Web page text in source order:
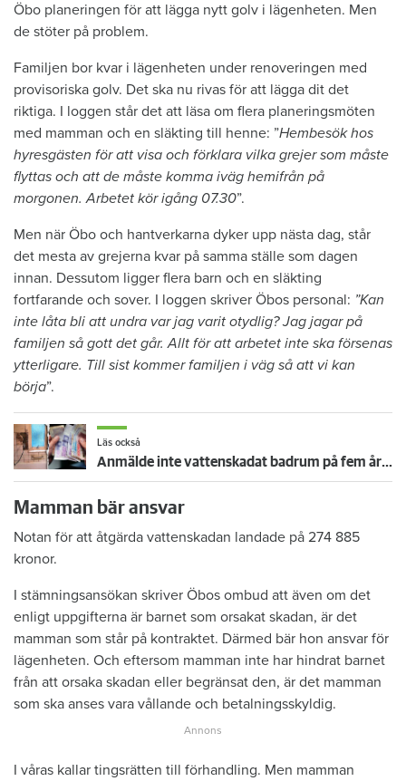
Öbo planeringen för att lägga nytt golv i lägenheten. Men
de stöter på problem.
Familjen bor kvar i lägenheten under renoveringen med
provisoriska golv. Det ska nu rivas för att lägga dit det
riktiga. I loggen står det att läsa om flera planeringsmöten
med mamman och en släkting till henne: ”Hembesök hos
hyresgästen för att visa och förklara vilka grejer som måste
flyttas och att de måste komma iväg hemifrån på
morgonen. Arbetet kör igång 07.30”.
Men när Öbo och hantverkarna dyker upp nästa dag, står
det mesta av grejerna kvar på samma ställe som dagen
innan. Dessutom ligger flera barn och en släkting
fortfarande och sover. I loggen skriver Öbos personal: ”Kan
inte låta bli att undra var jag varit otydlig? Jag jagar på
familjen så gott det går. Allt för att arbetet inte ska försenas
ytterligare. Till sist kommer familjen i väg så att vi kan
börja”.
Läs också
Anmälde inte vattenskadat badrum på fem år – krävs på 125 000 kronor
Mamman bär ansvar
Notan för att åtgärda vattenskadan landade på 274 885
kronor.
I stämningsansökan skriver Öbos ombud att även om det
enligt uppgifterna är barnet som orsakat skadan, är det
mamman som står på kontraktet. Därmed bär hon ansvar för
lägenheten. Och eftersom mamman inte har hindrat barnet
från att orsaka skadan eller begränsat den, är det mamman
som ska anses vara vållande och betalningsskyldig.
I våras kallar tingsrätten till förhandling. Men mamman